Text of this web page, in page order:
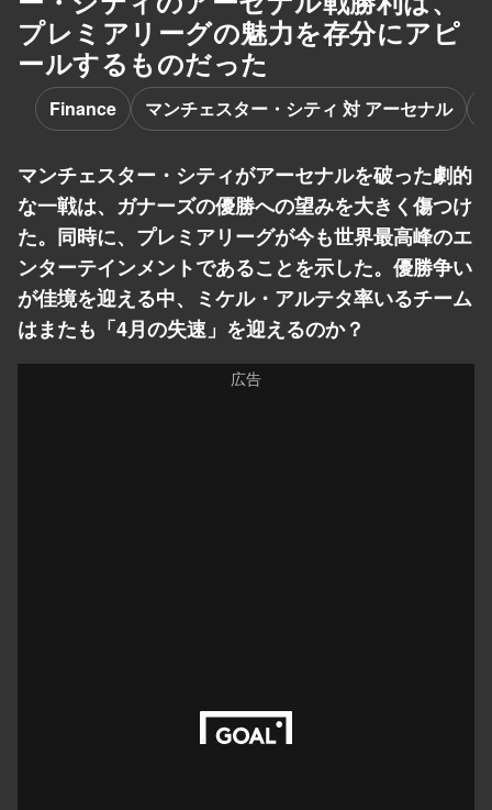
プレミアリーグの魅力を存分にアピ
ールするものだった
Finance マンチェスター・シティ 対 アーセナル
マンチェスター・シティがアーセナルを破った劇的
な一戦は、ガナーズの優勝への望みを大きく傷つけ
た。同時に、プレミアリーグが今も世界最高峰のエ
ンターテインメントであることを示した。優勝争い
が佳境を迎える中、ミケル・アルテタ率いるチーム
はまたも「4月の失速」を迎えるのか？